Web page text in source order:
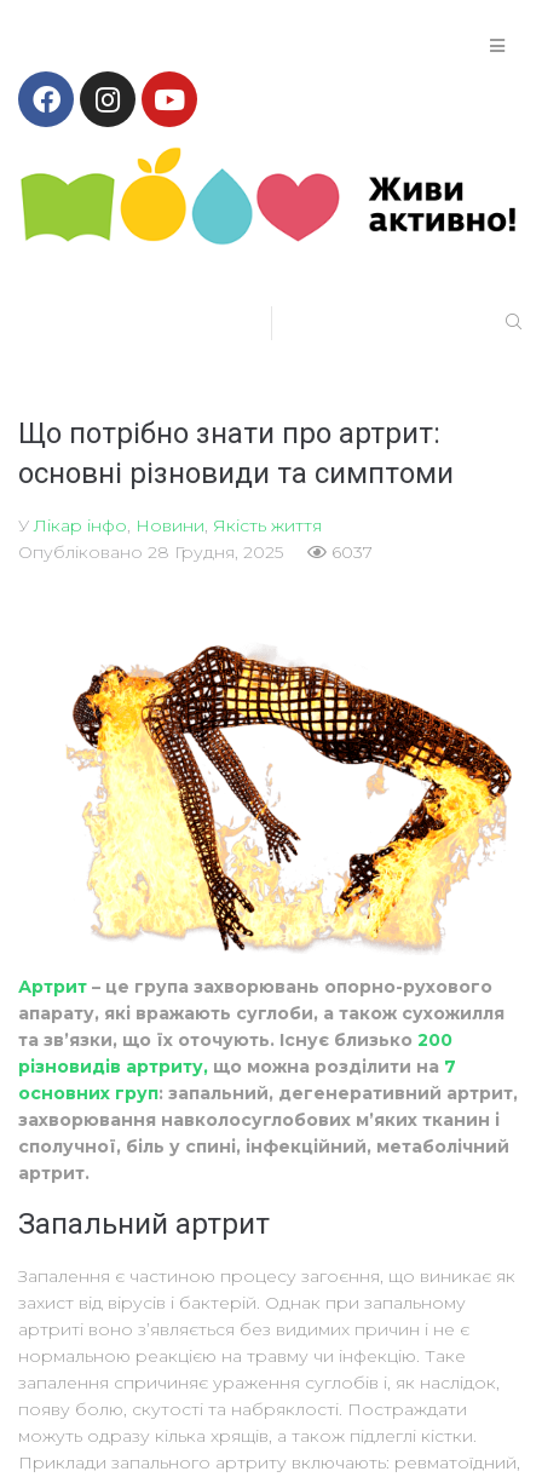
Що потрібно знати про артрит:
основні різновиди та симптоми
У Лікар інфо Новини Якість життя
Опубліковано 28 Грудня, 2025 6037
Артрит – це група захворювань опорно-рухового
апарату, які вражають суглоби, а також сухожилля
та зв’язки, що їх оточують. Існує близько 200
різновидів артриту, що можна розділити на 7
основних груп: запальний, дегенеративний артрит,
захворювання навколосуглобових м’яких тканин і
сполучної, біль у спині, інфекційний, метаболічний
артрит.
Запальний артрит
Запалення є частиною процесу загоєння, що виникає як
захист від вірусів і бактерій. Однак при запальному
артриті воно з’являється без видимих причин і не є
нормальною реакцією на травму чи інфекцію. Таке
запалення спричиняє ураження суглобів і, як наслідок,
появу болю, скутості та набряклості. Постраждати
можуть одразу кілька хрящів, а також підлеглі кістки.
Приклади запального артриту включають: ревматоїдний,